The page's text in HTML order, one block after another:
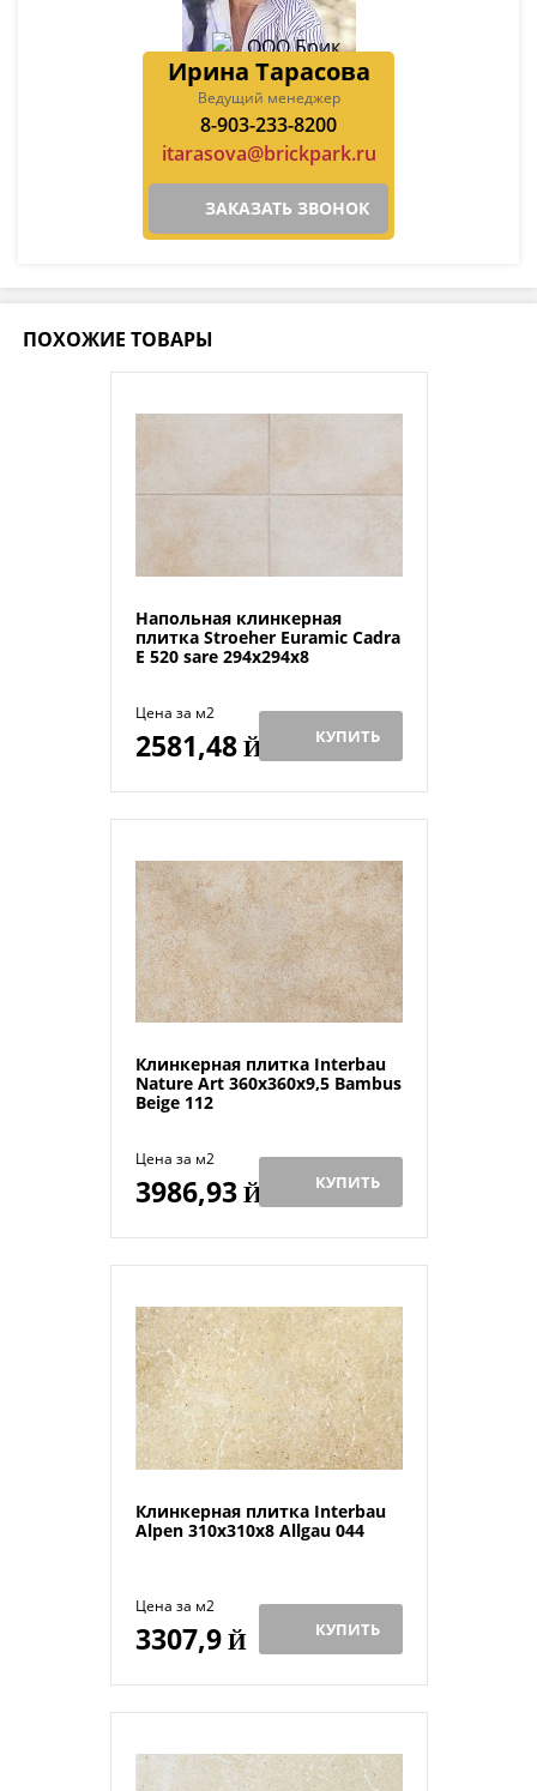
Ирина Тарасова
Ведущий менеджер
8-903-233-8200
itarasova@brickpark.ru
ЗАКАЗАТЬ ЗВОНОК
ПОХОЖИЕ ТОВАРЫ
Напольная клинкерная
плитка Stroeher Euramic Cadra
Е 520 sare 294x294x8
Цена за м2
2581,48Й КУПИТЬ
Клинкерная плитка Interbau
Nature Art 360x360x9,5 Bambus
Beige 112
Цена за м2
3986,93Й КУПИТЬ
Клинкерная плитка Interbau
Alpen 310x310x8 Allgau 044
Цена за м2
3307,9Й КУПИТЬ